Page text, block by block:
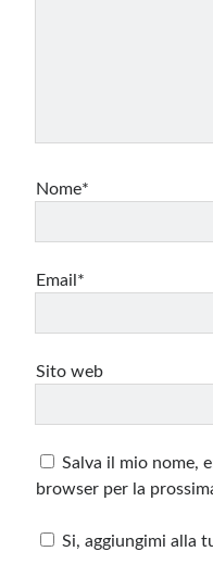
Nome*
Email*
Sito web
Salva il mio nome,
browser per la
Si, aggiungimi alla